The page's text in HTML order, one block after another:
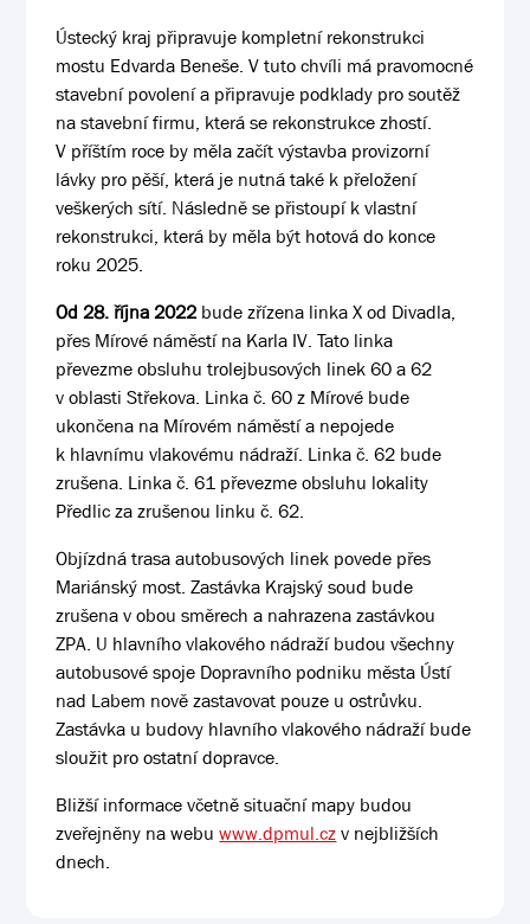
Ústecký kraj připravuje kompletní rekonstrukci
mostu Edvarda Beneše. V tuto chvíli má pravomocné
stavební povolení a připravuje podklady pro soutěž
na stavební firmu, která se rekonstrukce zhostí.
V příštím roce by měla začít výstavba provizorní
lávky pro pěší, která je nutná také k přeložení
veškerých sítí. Následně se přistoupí k vlastní
rekonstrukci, která by měla být hotová do konce
roku 2025.
Od 28. října 2022 bude zřízena linka X od Divadla,
přes Mírové náměstí na Karla IV. Tato linka
převezme obsluhu trolejbusových linek 60 a 62
v oblasti Střekova. Linka č. 60 z Mírové bude
ukončena na Mírovém náměstí a nepojede
k hlavnímu vlakovému nádraží. Linka č. 62 bude
zrušena. Linka č. 61 převezme obsluhu lokality
Předlic za zrušenou linku č. 62.
Objízdná trasa autobusových linek povede přes
Mariánský most. Zastávka Krajský soud bude
zrušena v obou směrech a nahrazena zastávkou
ZPA. U hlavního vlakového nádraží budou všechny
autobusové spoje Dopravního podniku města Ústí
nad Labem nově zastavovat pouze u ostrůvku.
Zastávka u budovy hlavního vlakového nádraží bude
sloužit pro ostatní dopravce.
Bližší informace včetně situační mapy budou
zveřejněny na webuwww.dpmul.czv nejbližších
dnech.